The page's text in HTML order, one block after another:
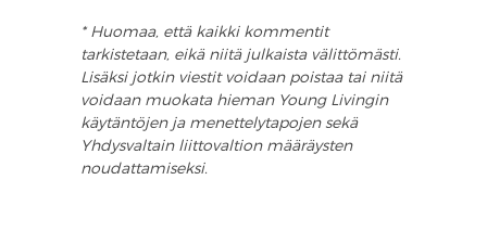
* Huomaa, että kaikki kommentit
tarkistetaan, eikä niitä julkaista välittömästi.
Lisäksi jotkin viestit voidaan poistaa tai niitä
voidaan muokata hieman Young Livingin
käytäntöjen ja menettelytapojen sekä
Yhdysvaltain liittovaltion määräysten
noudattamiseksi.